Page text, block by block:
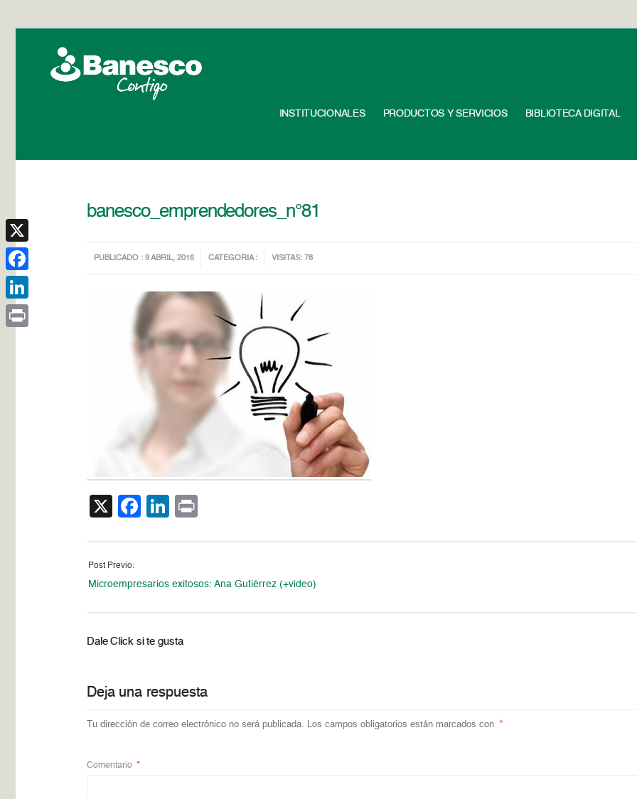
INSTITUCIONALES PRODUCTOS Y SERVICIOS BIBLIOTECA DIGITAL
banesco_emprendedores_n°81
PUBLICADO : 9 ABRIL, 2016 CATEGORIA : VISITAS: 78
X Facebook
LinkedIn
Post Previo:
Microempresarios exitosos: Ana Gutiérrez (+video)
Dale Click si te gusta
Deja una respuesta
Tu dirección de correo electrónico no será publicada. Los campos obligatorios están marcados con *
Comentario *
X
Facebook
LinkedIn